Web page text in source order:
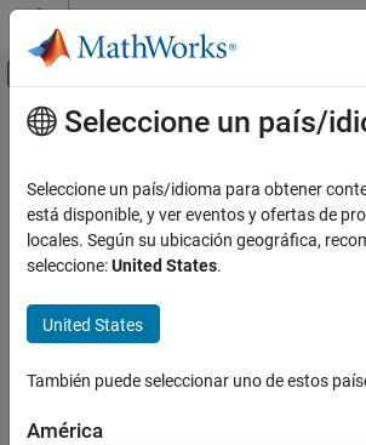
Saltar al contenido
Mostrar/ocultar menú de
Inicio de Documentación
Contenido principal
¿Qué tan útil fue esta
Seleccione un país/
Seleccione un país/idioma para obtener
está disponible, y ver eventos y ofertas de
locales. Según su ubicación geográfica,
seleccione:United States.
United States
También puede seleccionar uno de estos
América